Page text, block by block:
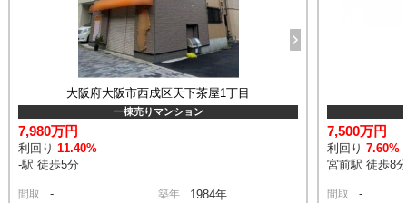
大阪府大阪市西成区天下茶屋1丁目
一棟売りマンション
7,980万円
利回り11.40%
-駅 徒歩5分
間取 - 築年 1984年
7,500万円
利回り 7.60%
宮前駅 徒歩8分
間取 -